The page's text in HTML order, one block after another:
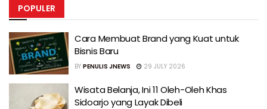
POPULER
Cara Membuat Brand yang Kuat untuk
Bisnis Baru
BY PENULIS JNEWS 29 JULY 2026
Wisata Belanja, Ini 11 Oleh-Oleh Khas
Sidoarjo yang Layak Dibeli